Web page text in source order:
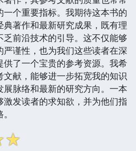
一个重要指标。我期待这本书的
著作和最新研究成果，既有理
前沿技术的引导。这不仅能够
谨性，也为我们这些读者在深
供了一个宝贵的参考资源。我希
献，能够进一步拓宽我的知识
脉络和最新的研究方向。一本
发读者的求知欲，并为他们指
☆